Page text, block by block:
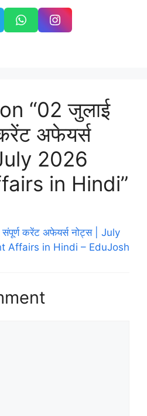
“02 जुलाई
अफेयर्स
2026
in Hindi”
करेंट अफेयर्स नोट्स | July
Affairs in Hindi – EduJosh